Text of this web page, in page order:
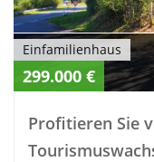
Einfamilienhaus
299.000 €
Profitieren Sie